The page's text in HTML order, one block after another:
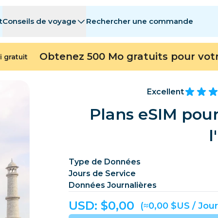
Conseils de voyage Rechercher une commande
Andorre
Bosnie-Herzégovine
Costa Rica
République tchèque Danemark Dominique
Europe
gratuit Obtenez 500 Mo gratuits pour
Excellent
Plans eSIM
Type de Données
Jours de Service
Données Journalières
USD: $0,00 (≈0,00 $US /